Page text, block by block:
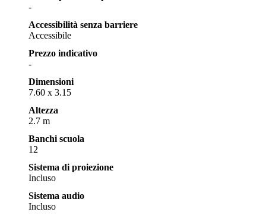
-
Accessibilità senza barriere
Accessibile
Prezzo indicativo
-
Dimensioni
7.60 x 3.15
Altezza
2.7 m
Banchi scuola
12
Sistema di proiezione
Incluso
Sistema audio
Incluso